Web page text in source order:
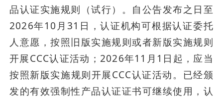
品认证实施规则（试行）。自公告发布之日至
2026年10月31日，认证机构可根据认证委托
人意愿，按照旧版实施规则或者新版实施规则
开展CCC认证活动；2026年11月1日起，应当
按照新版实施规则开展CCC认证活动。已经颁
发的有效强制性产品认证证书可继续使用，认